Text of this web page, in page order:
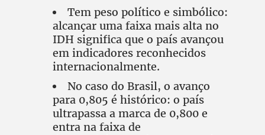
Tem peso político e simbólico:
alcançar uma faixa mais alta no
IDH significa que o país avançou
em indicadores reconhecidos
internacionalmente.
No caso do Brasil, o avanço
para 0,805 é histórico: o país
ultrapassa a marca de 0,800 e
entra na faixa de